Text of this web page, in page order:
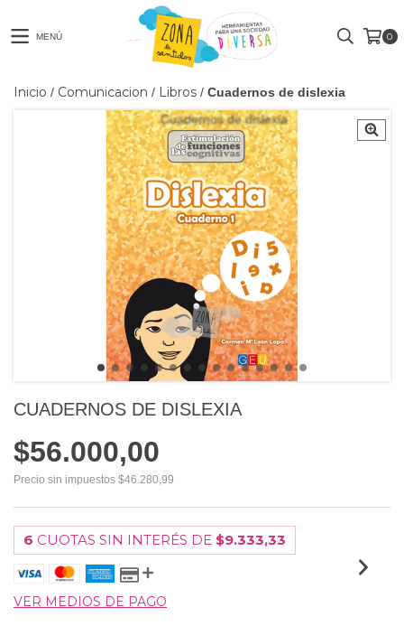
MENÚ 0
Inicio / Comunicacion / Libros / Cuadernos de dislexia
CUADERNOS DE DISLEXIA
$56.000,00
Precio sin impuestos $46.280,99
6 CUOTAS SIN INTERÉS DE $9.333,33
VER MEDIOS DE PAGO